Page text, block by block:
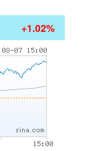
+1.02%